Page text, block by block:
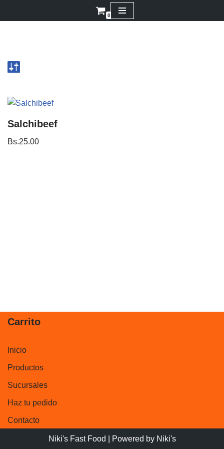
0
Salchibeef
Bs.25.00
Carrito
Inicio
Productos
Sucursales
Haz tu pedido
Contacto
Niki's Fast Food | Powered by Niki's